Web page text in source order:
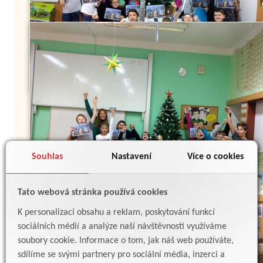
Souhlas Nastavení Více o cookies
Tato webová stránka používá cookies
K personalizaci obsahu a reklam, poskytování funkcí
sociálních médií a analýze naší návštěvnosti využíváme
soubory cookie. Informace o tom, jak náš web používáte,
sdílíme se svými partnery pro sociální média, inzerci a